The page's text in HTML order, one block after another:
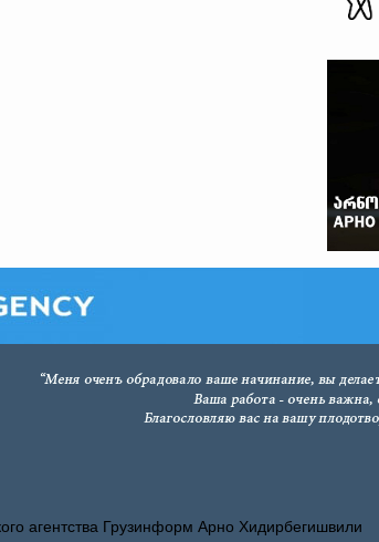
агентства Грузинформ Арно Хидирбегишвили